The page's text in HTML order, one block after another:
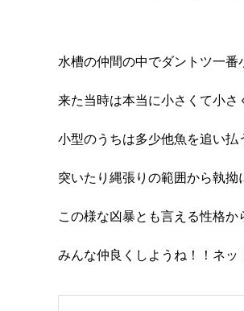
水槽の仲間の中でダントツ一番
来た当時は本当に小さくて小
小型のうちは多少他魚を追い
突いたり縄張りの範囲から執拗
この様な凶暴とも言える性格か
みんな仲良くしようね！！ネッ